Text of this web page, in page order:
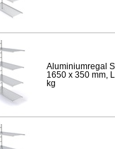
Aluminiumregal
1650 x 350 mm,
kg